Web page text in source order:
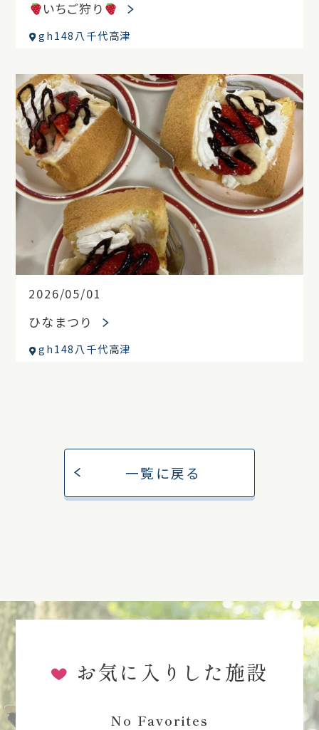
いちご狩り
gh148八千代高津
2026/05/01
ひなまつり
gh148八千代高津
一覧に戻る
お気に入りした施設
No Favorites